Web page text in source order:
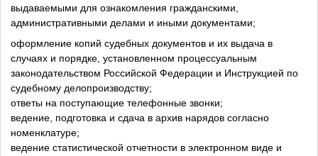
выдаваемыми для ознакомления гражданскими,
административными делами и иными документами;
оформление копий судебных документов и их выдача в
случаях и порядке, установленном процессуальным
законодательством Российской Федерации и Инструкцией по
судебному делопроизводству;
ответы на поступающие телефонные звонки;
ведение, подготовка и сдача в архив нарядов согласно
номенклатуре;
ведение статистической отчетности в электронном виде и